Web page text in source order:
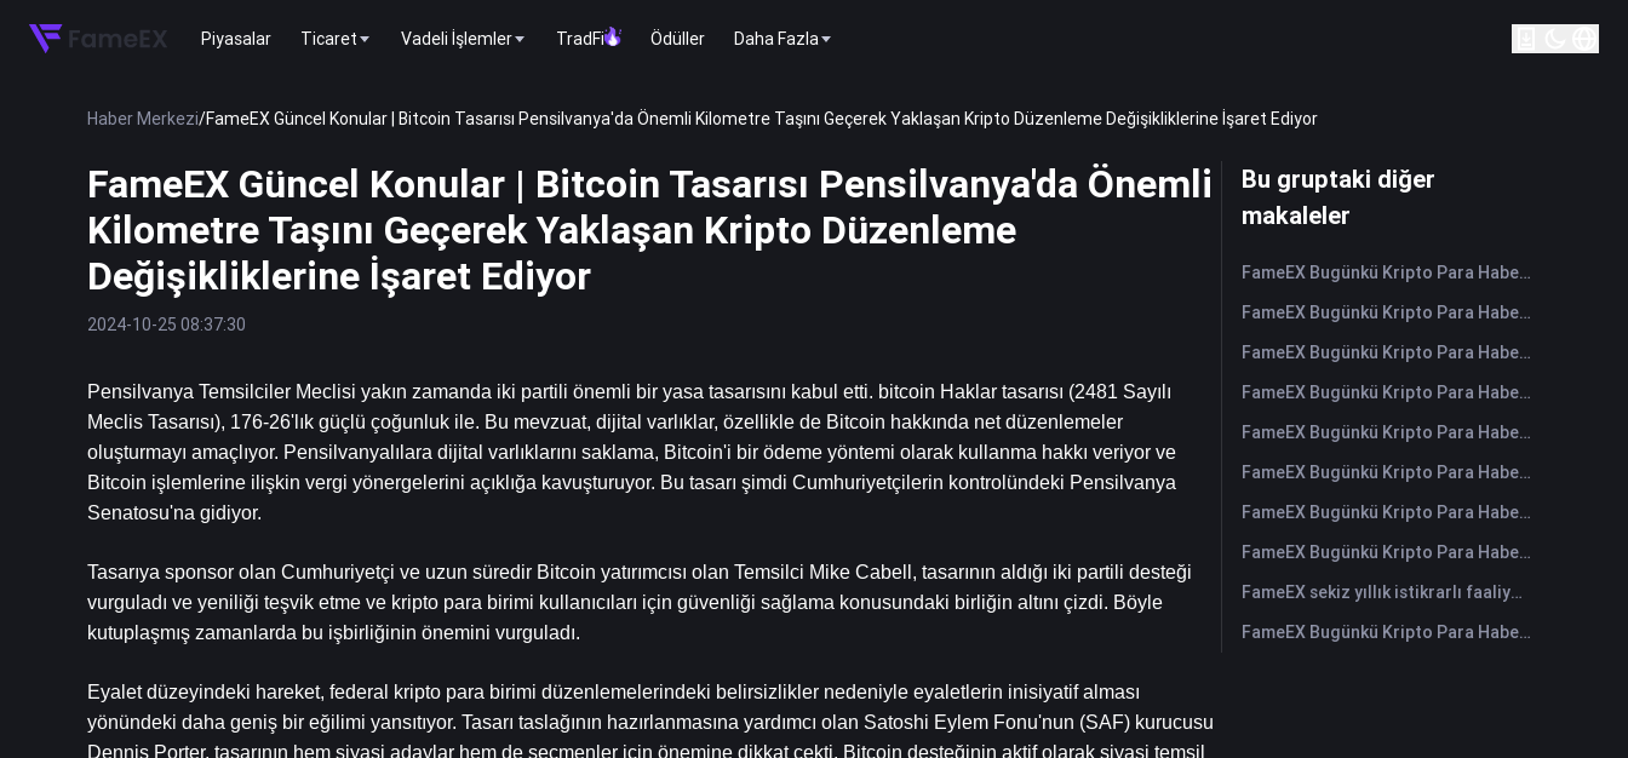
Piyasalar Ticaret Vadeli İşlemler TradFi Ödüller Daha Fazla
Haber Merkezi/FameEX Güncel Konular | Bitcoin Tasarısı Pensilvanya'da Önemli Kilometre Taşını Geçerek Yaklaşan Kripto Düzenleme Değişikliklerine İşaret Ediyor
FameEX Güncel Konular | Bitcoin Tasarısı Pensilvanya'da Önemli
Kilometre Taşını Geçerek Yaklaşan Kripto Düzenleme
Değişikliklerine İşaret Ediyor
2024-10-25 08:37:30
Pensilvanya Temsilciler Meclisi yakın zamanda iki partili önemli bir yasa tasarısını kabul etti. bitcoin Haklar tasarısı (2481 Sayılı
Meclis Tasarısı), 176-26'lık güçlü çoğunluk ile. Bu mevzuat, dijital varlıklar, özellikle de Bitcoin hakkında net düzenlemeler
oluşturmayı amaçlıyor. Pensilvanyalılara dijital varlıklarını saklama, Bitcoin'i bir ödeme yöntemi olarak kullanma hakkı veriyor ve
Bitcoin işlemlerine ilişkin vergi yönergelerini açıklığa kavuşturuyor. Bu tasarı şimdi Cumhuriyetçilerin kontrolündeki Pensilvanya
Senatosu'na gidiyor.
Tasarıya sponsor olan Cumhuriyetçi ve uzun süredir Bitcoin yatırımcısı olan Temsilci Mike Cabell, tasarının aldığı iki partili desteği
vurguladı ve yeniliği teşvik etme ve kripto para birimi kullanıcıları için güvenliği sağlama konusundaki birliğin altını çizdi. Böyle
kutuplaşmış zamanlarda bu işbirliğinin önemini vurguladı.
Eyalet düzeyindeki hareket, federal kripto para birimi düzenlemelerindeki belirsizlikler nedeniyle eyaletlerin inisiyatif alması
yönündeki daha geniş bir eğilimi yansıtıyor. Tasarı taslağının hazırlanmasına yardımcı olan Satoshi Eylem Fonu'nun (SAF) kurucusu
Dennis Porter, tasarının hem siyasi adaylar hem de seçmenler için önemine dikkat çekti. Bitcoin desteğinin aktif olarak siyasi temsil
Bu gruptaki diğer
makaleler
FameEX Bugünkü Kripto Para Haberleri Özeti | 7 Ağustos 2026
FameEX Bugünkü Kripto Para Haberleri Özeti | 6 Ağustos 2026
FameEX Bugünkü Kripto Para Haberleri Özeti | 5 Ağustos 2026
FameEX Bugünkü Kripto Para Haberleri Özeti | 4 Ağustos 2026
FameEX Bugünkü Kripto Para Haberleri Özeti | 3 Ağustos 2026
FameEX Bugünkü Kripto Para Haberleri Özeti | 31 Temmuz 2026
FameEX Bugünkü Kripto Para Haberleri Özeti | 30 Temmuz 2026
FameEX Bugünkü Kripto Para Haberleri Özeti | 29 Temmuz 2026
FameEX sekiz yıllık istikrarlı faaliyetleri ve küresel büyümesiyle kullanıcı güvenini güçlendiriyor
FameEX Bugünkü Kripto Para Haberleri Özeti | 28 Temmuz 2026